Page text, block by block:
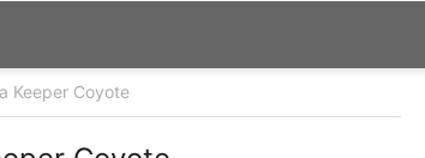
Keeper Coyote